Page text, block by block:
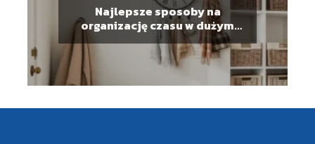
Najlepsze sposoby na
organizację czasu w dużym
gospodarstwie domowym